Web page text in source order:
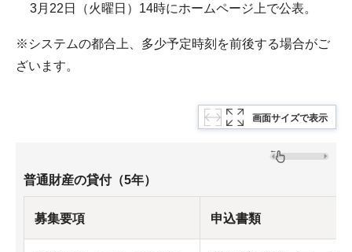
3月22日（火曜日）14時にホームページ上で公表。
※システムの都合上、多少予定時刻を前後する場合がご
ざいます。
画面サイズで表示
普通財産の貸付（5年）
募集要項 申込書類